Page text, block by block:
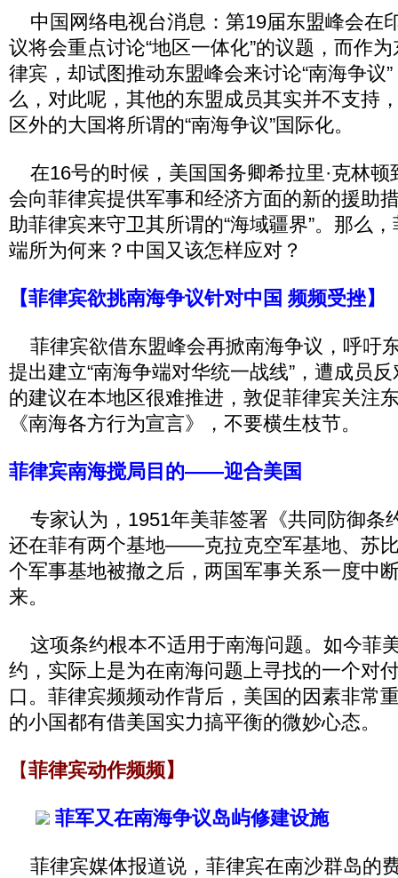
中国网络电视台消息：第19届东盟峰会在
议将会重点讨论“地区一体化”的议题，而作
律宾，却试图推动东盟峰会来讨论“南海争议
么，对此呢，其他的东盟成员其实并不支持
区外的大国将所谓的“南海争议”国际化。
在16号的时候，美国国务卿希拉里·克林顿
会向菲律宾提供军事和经济方面的新的援助
助菲律宾来守卫其所谓的“海域疆界”。那么
端所为何来？中国又该怎样应对？
【菲律宾欲挑南海争议针对中国 频频受挫】
菲律宾欲借东盟峰会再掀南海争议，呼吁
提出建立“南海争端对华统一战线”，遭成员
的建议在本地区很难推进，敦促菲律宾关注
《南海各方行为宣言》，不要横生枝节。
菲律宾南海搅局目的——迎合美国
专家认为，1951年美菲签署《共同防御条
还在菲有两个基地——克拉克空军基地、苏
个军事基地被撤之后，两国军事关系一度中
来。
这项条约根本不适用于南海问题。如今菲
约，实际上是为在南海问题上寻找的一个对
口。菲律宾频频动作背后，美国的因素非常
的小国都有借美国实力搞平衡的微妙心态。
【菲律宾动作频频】
菲军又在南海争议岛屿修建设施
菲律宾媒体报道说，菲律宾在南沙群岛的